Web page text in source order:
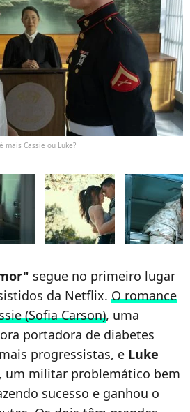
mais Cassie ou Luke?
segue no primeiro lugar
da Netflix. O romance
(Sofia Carson), uma
portadora de diabetes
progressistas, e Luke
um militar problemático bem
sucesso e ganhou o